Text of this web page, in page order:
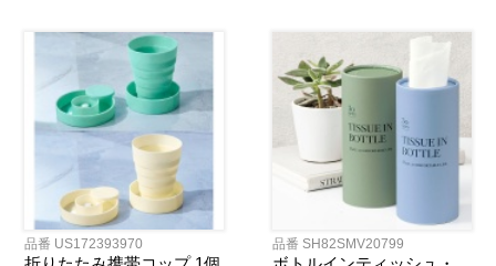
品番 US172393970 品番 SH82SMV20799